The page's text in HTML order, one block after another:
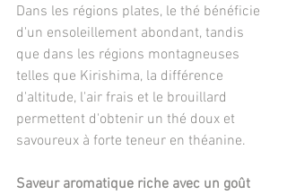
Dans les régions plates, le thé bénéficie
d'un ensoleillement abondant, tandis
que dans les régions montagneuses
telles que Kirishima, la différence
d'altitude, l'air frais et le brouillard
permettent d'obtenir un thé doux et
savoureux à forte teneur en théanine.
Saveur aromatique riche avec un goût